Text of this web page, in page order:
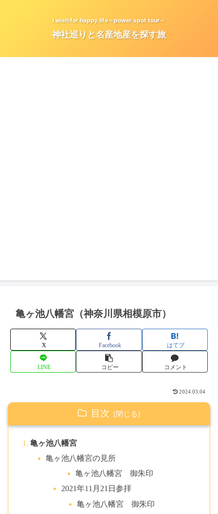
I wish for happy life～power spot tour～
神社巡りと名産地産を探す旅
亀ヶ池八幡宮（神奈川県相模原市）
X Facebook はてブ
LINE コピー コメント
2024.03.04
目次
亀ヶ池八幡宮
亀ヶ池八幡宮の見所
亀ヶ池八幡宮 御朱印
2021年11月21日参拝
亀ヶ池八幡宮 御朱印